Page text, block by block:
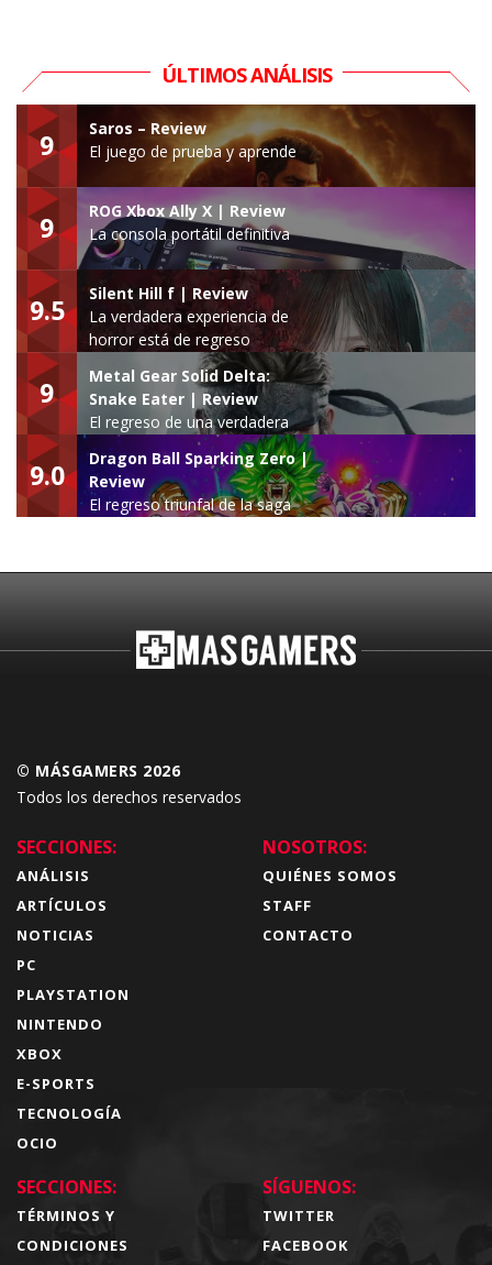
ÚLTIMOS ANÁLISIS
9
Saros – Review
El juego de prueba y aprende
9
ROG Xbox Ally X | Review
La consola portátil definitiva
9.5
Silent Hill f | Review
La verdadera experiencia de
horror está de regreso
9
Metal Gear Solid Delta:
Snake Eater | Review
El regreso de una verdadera
leyenda
9.0
Dragon Ball Sparking Zero |
Review
El regreso triunfal de la saga
© MÁSGAMERS 2026
Todos los derechos reservados
SECCIONES:
ANÁLISIS
ARTÍCULOS
NOTICIAS
PC
PLAYSTATION
NINTENDO
XBOX
E-SPORTS
TECNOLOGÍA
OCIO
NOSOTROS:
QUIÉNES SOMOS
STAFF
CONTACTO
SECCIONES:
TÉRMINOS Y
CONDICIONES
SÍGUENOS:
TWITTER
FACEBOOK